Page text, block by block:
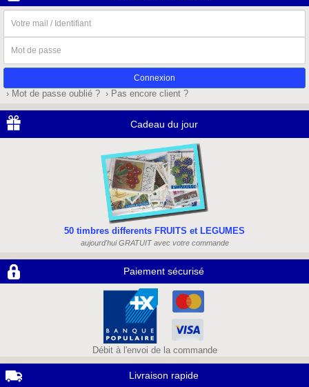
mail
/
Identifiant
de
passe
› Mot de passe oublié ? › Pas encore client ?
Cadeau du jour
50 timbres differents FRUITS et LEGUMES
aujourd'hui GRATUIT avec votre commande
Paiement sécurisé
Débit à l'envoi de la commande
Livraison rapide